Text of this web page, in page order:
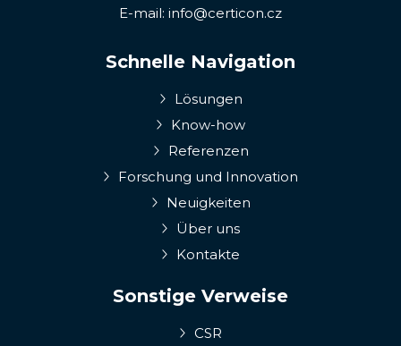
E-mail: info@certicon.cz
Schnelle Navigation
Lösungen
Know-how
Referenzen
Forschung und Innovation
Neuigkeiten
Über uns
Kontakte
Sonstige Verweise
CSR